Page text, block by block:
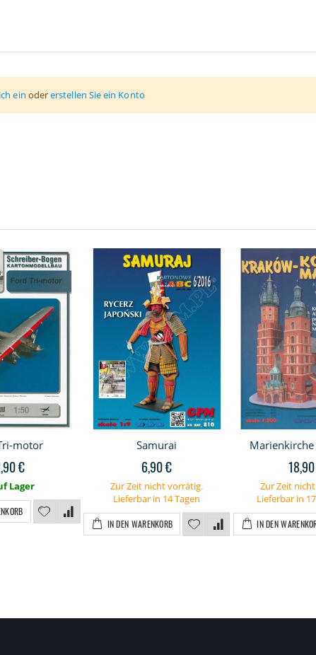
ein odererstellen Sie ein Konto
motor
€
Lager
Samurai
6,90 €
Zur Zeit nicht vorrätig.
Lieferbar in 14 Tagen
IN DEN WARENKORB
Zur Zeit
Lieferbar in
IN DEN